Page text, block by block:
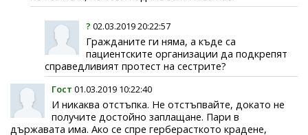
? 02.03.2019 20:22:57
Гражданите ги няма, а къде са
пациентските организации да подкрепят
справедливият протест на сестрите?
Гост 01.03.2019 10:22:40
И никаква отстъпка. Не отстъпвайте, докато не
получите достойно заплащане. Пари в
държавата има. Ако се спре герберасткото крадене,